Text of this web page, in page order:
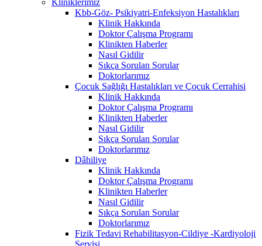
Kbb-Göz- Psikiyatri-Enfeksiyon Hastalıkları
Klinik Hakkında
Doktor Çalışma Programı
Klinikten Haberler
Nasıl Gidilir
Sıkça Sorulan Sorular
Doktorlarımız
Çocuk Sağlığı Hastalıkları ve Çocuk Cerrahisi
Klinik Hakkında
Doktor Çalışma Programı
Klinikten Haberler
Nasıl Gidilir
Sıkça Sorulan Sorular
Doktorlarımız
Dâhiliye
Klinik Hakkında
Doktor Çalışma Programı
Klinikten Haberler
Nasıl Gidilir
Sıkça Sorulan Sorular
Doktorlarımız
Fizik Tedavi Rehabilitasyon-Cildiye -Kardiyoloji
Servisi